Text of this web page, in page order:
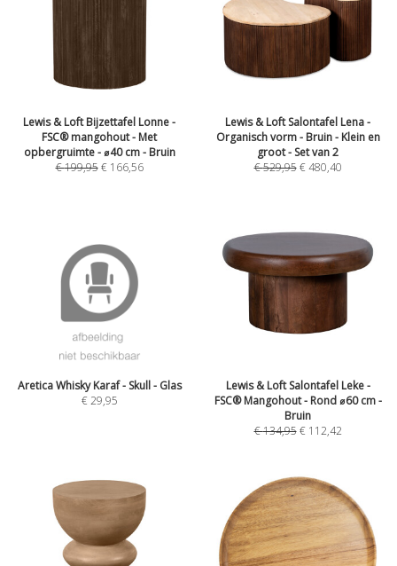
Lewis & Loft Bijzettafel Lonne -
FSC® mangohout - Met
opbergruimte - ⌀40 cm - Bruin
€199,95 € 166,56
Lewis & Loft Salontafel Lena -
Organisch vorm - Bruin - Klein en
groot - Set van 2
€529,95 €480,40
Aretica Whisky Karaf - Skull - Glas
€29,95
Lewis & Loft Salontafel Leke -
FSC® Mangohout - Rond ⌀60 cm -
Bruin
€134,95 € 112,42